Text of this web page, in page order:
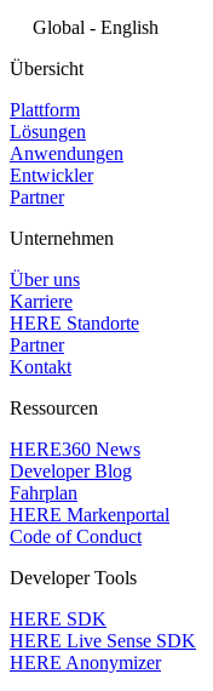
Global - English
Übersicht
Plattform
Lösungen
Anwendungen
Entwickler
Partner
Unternehmen
Über uns
Karriere
HERE Standorte
Partner
Kontakt
Ressourcen
HERE360 News
Developer Blog
Fahrplan
HERE Markenportal
Code of Conduct
Developer Tools
HERE SDK
HERE Live Sense SDK
HERE Anonymizer